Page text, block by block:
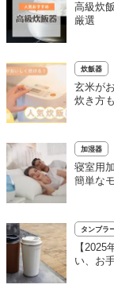
高級炊
厳選
炊飯器
玄米が
炊き方
加湿器
寝室用
簡単な
タンブラ
【
い、お